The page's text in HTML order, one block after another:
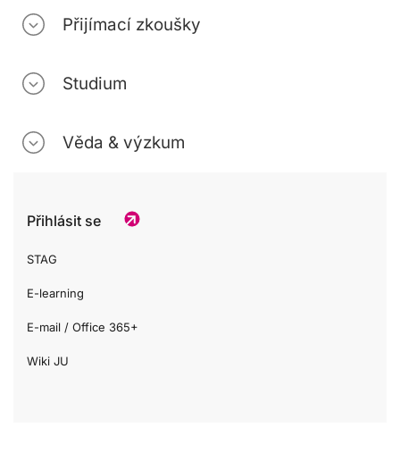
Přijímací zkoušky
Studium
Věda & výzkum
Přihlásit se
STAG
E-learning
E-mail / Office 365+
Wiki JU